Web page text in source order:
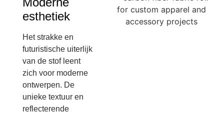
esthetiek
Het strakke en
futuristische uiterlijk
van de stof leent
zich voor moderne
ontwerpen. De
unieke textuur en
reflecterende